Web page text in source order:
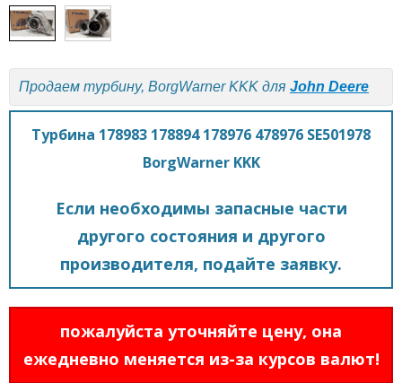
Продаем турбину, BorgWarner KKK для John Deere
Турбина 178983 178894 178976 478976 SE501978
BorgWarner KKK
Если необходимы запасные части
другого состояния и другого
производителя, подайте заявку.
пожалуйста уточняйте цену, она
ежедневно меняется из-за курсов валют!